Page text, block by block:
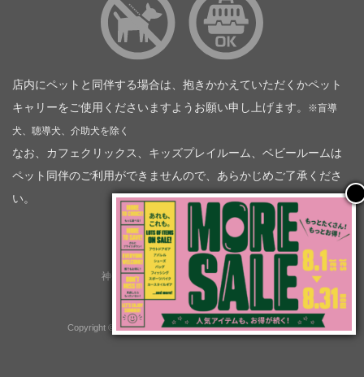
店内にペットと同伴する場合は、抱きかかえていただくかペット
キャリーをご使用くださいますようお願い申し上げます。
※盲導
犬、聴導犬、介助犬を除く
なお、カフェクリックス、キッズプレイルーム、ベビールームは
ペット同伴のご利用ができませんので、あらかじめご了承くださ
い。
神奈川トヨタ自動車（企業情報）
トヨタモビリティ神奈川
株式会社会社ＫＴグループ
Copyright © GOOD OPEN AIRS myX All Rights Reserved.